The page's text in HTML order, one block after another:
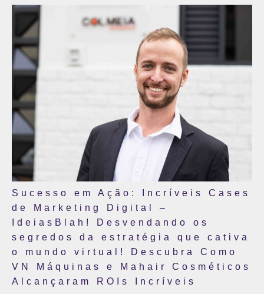
Sucesso em Ação: Incríveis Cases
de Marketing Digital –
IdeiasBlah! Desvendando os
segredos da estratégia que cativa
o mundo virtual! Descubra Como
VN Máquinas e Mahair Cosméticos
Alcançaram ROIs Incríveis